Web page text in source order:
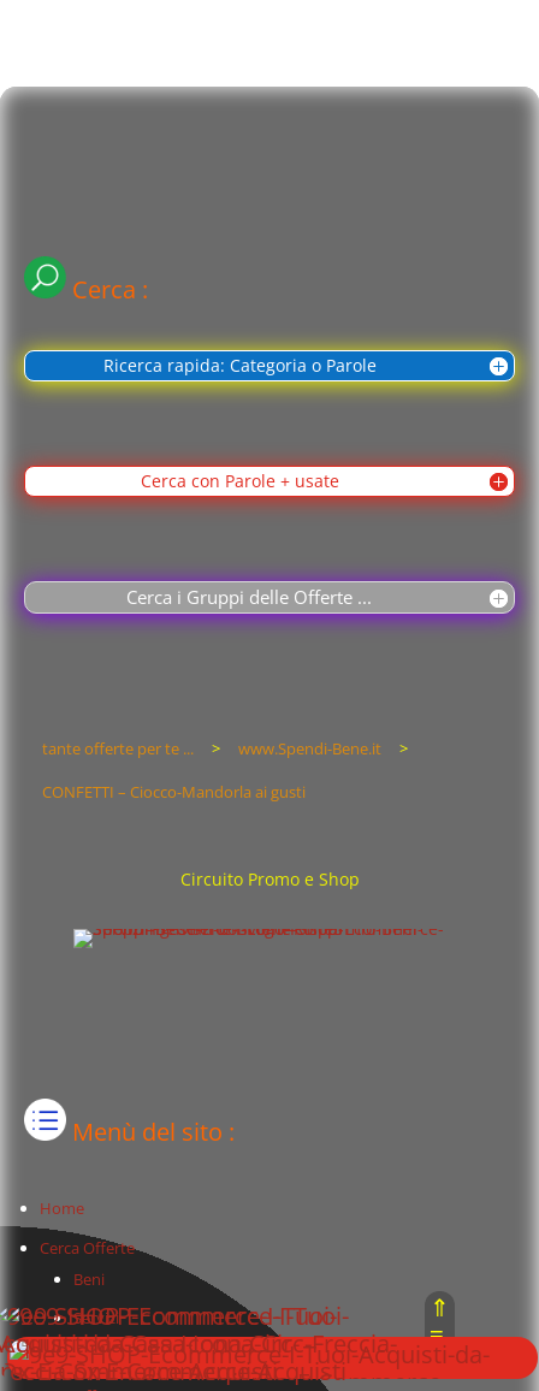
Cerca :
Ricerca rapida: Categoria o Parole
Cerca con Parole + usate
Cerca i Gruppi delle Offerte ...
tante offerte per te ... > www.Spendi-Bene.it
>
CONFETTI – Ciocco-Mandorla ai gusti
Circuito Promo e Shop
Menù del sito :
Home
Cerca Offerte
Beni
Servizi
Prestazioni
⇑
≡
⇓